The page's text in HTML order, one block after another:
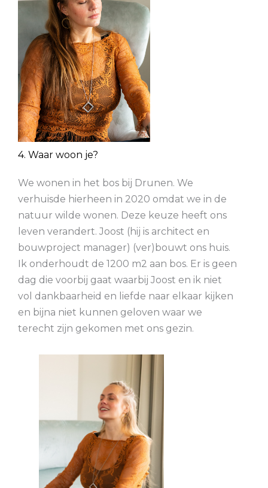
4. Waar woon je?
We wonen in het bos bij Drunen. We
verhuisde hierheen in 2020 omdat we in de
natuur wilde wonen. Deze keuze heeft ons
leven verandert. Joost (hij is architect en
bouwproject manager) (ver)bouwt ons huis.
Ik onderhoudt de 1200 m2 aan bos. Er is geen
dag die voorbij gaat waarbij Joost en ik niet
vol dankbaarheid en liefde naar elkaar kijken
en bijna niet kunnen geloven waar we
terecht zijn gekomen met ons gezin.